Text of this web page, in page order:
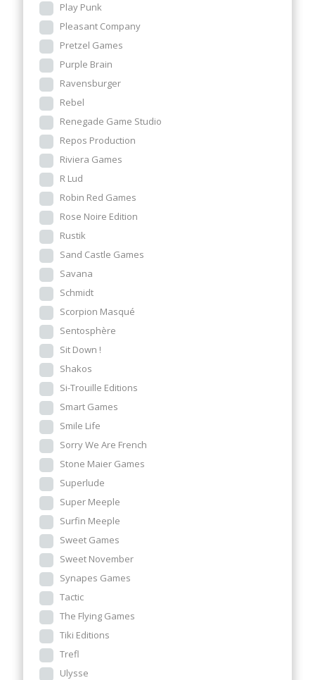
Play Punk
Pleasant Company
Pretzel Games
Purple Brain
Ravensburger
Rebel
Renegade Game Studio
Repos Production
Riviera Games
R Lud
Robin Red Games
Rose Noire Edition
Rustik
Sand Castle Games
Savana
Schmidt
Scorpion Masqué
Sentosphère
Sit Down !
Shakos
Si-Trouille Editions
Smart Games
Smile Life
Sorry We Are French
Stone Maier Games
Superlude
Super Meeple
Surfin Meeple
Sweet Games
Sweet November
Synapes Games
Tactic
The Flying Games
Tiki Editions
Trefl
Ulysse